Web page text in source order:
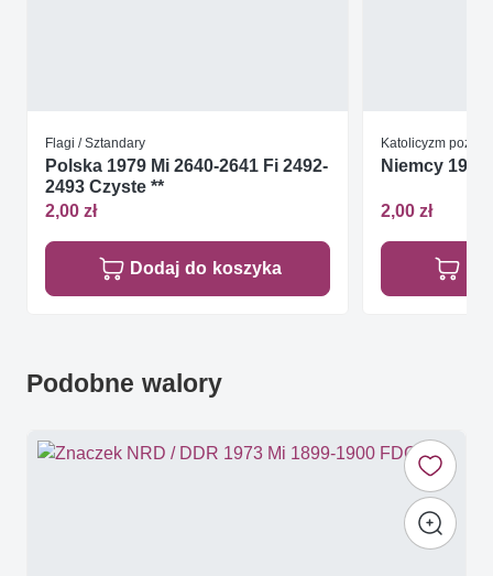
Flagi / Sztandary
Polska 1979 Mi 2640-2641 Fi 2492-
2493 Czyste **
2,00 zł
Dodaj do koszyka
Katolicyzm
Niemcy 1959
2,00 zł
Podobne walory